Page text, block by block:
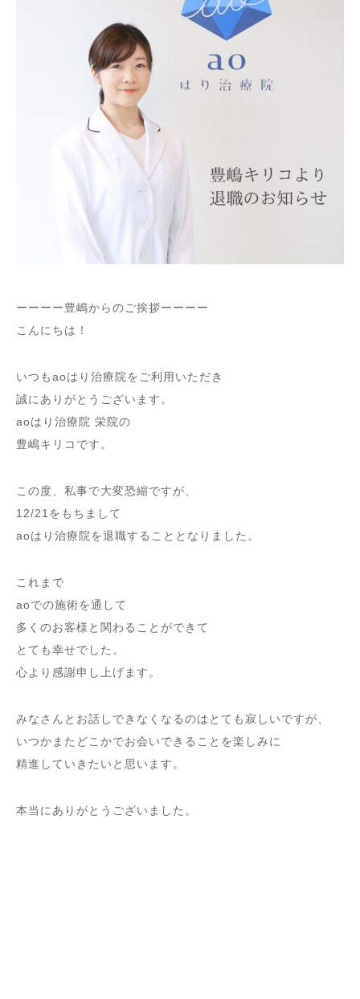
ーーーー豊嶋からのご挨拶ーーーー
こんにちは！
いつもaoはり治療院をご利用いただき
誠にありがとうございます。
aoはり治療院 栄院の
豊嶋キリコです。
この度、私事で大変恐縮ですが、
12/21をもちまして
aoはり治療院を退職することとなりました。
これまで
aoでの施術を通して
多くのお客様と関わることができて
とても幸せでした。
心より感謝申し上げます。
みなさんとお話しできなくなるのはとても寂しいですが、
いつかまたどこかでお会いできることを楽しみに
精進していきたいと思います。
本当にありがとうございました。